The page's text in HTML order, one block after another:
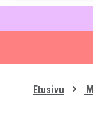
Etusivu